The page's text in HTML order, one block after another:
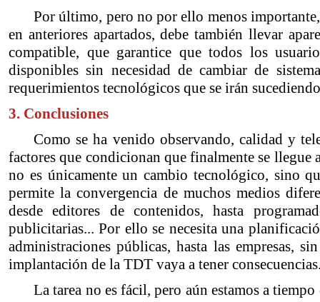
Por último, pero no por ello menos
en anteriores apartados, debe también llevar
compatible, que garantice que todos los
disponibles sin necesidad de cambiar de
requerimientos tecnológicos que se irán
3. Conclusiones
Como se ha venido observando, calidad y
factores que condicionan que finalmente se
no es únicamente un cambio tecnológico, sino
permite la convergencia de muchos medios
desde editores de contenidos, hasta
publicitarias... Por ello se necesita una
administraciones públicas, hasta las empresas,
implantación de la TDT vaya a tener
La tarea no es fácil, pero aún estamos a